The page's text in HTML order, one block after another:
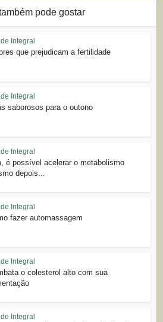
pode gostar
Integral
que prejudicam a fertilidade
Integral
saborosos para o outono
Integral
é possível acelerar o metabolismo
depois...
Integral
fazer automassagem
Integral
o colesterol alto com sua
Integral